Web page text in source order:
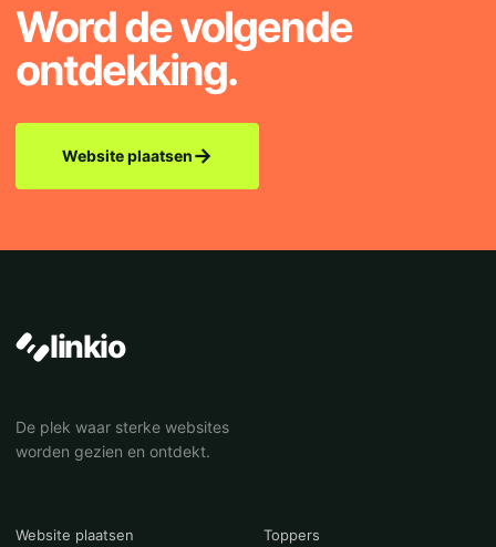
Word de volgende
ontdekking.
Website plaatsen→
linkio
De plek waar sterke websites
worden gezien en ontdekt.
Website plaatsen Toppers